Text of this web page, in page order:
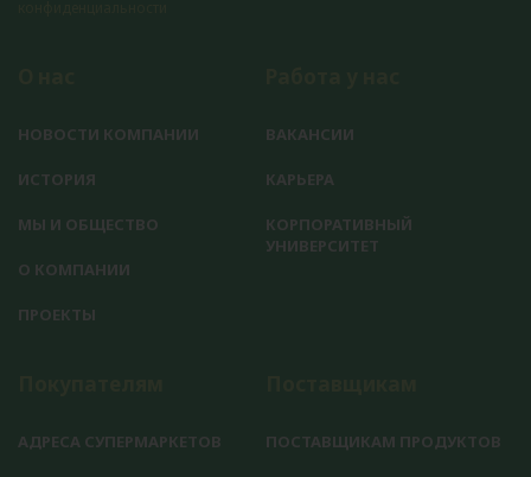
НОВОСТИ КОМПАНИИ
ИСТОРИЯ
МЫ И ОБЩЕСТВО
О КОМПАНИИ
ПРОЕКТЫ
ВАКАНСИИ
КАРЬЕРА
КОРПОРАТИВНЫЙ
УНИВЕРСИТЕТ
АДРЕСА СУПЕРМАРКЕТОВ ПОСТАВЩИКАМ ПРОДУКТОВ